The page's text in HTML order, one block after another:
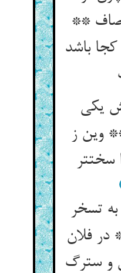
صاف **
باشد
یکی
وین ز
سخت‏تر
تسخر
فلان
و سترگ‏